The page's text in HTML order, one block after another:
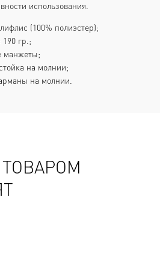
использования.
(100% полиэстер);
190 гр.;
манжеты;
на молнии;
на молнии.